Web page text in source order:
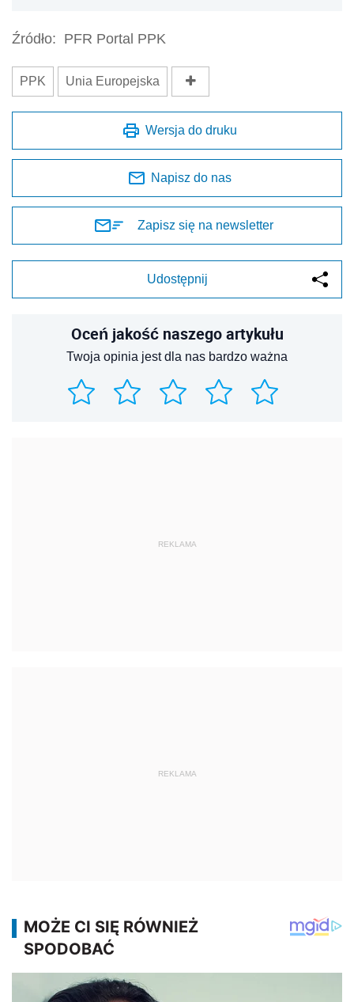
Źródło: PFR Portal PPK
PPK Unia Europejska
Wersja do druku
Napisz do nas
Zapisz się na newsletter
Udostępnij
Oceń jakość naszego artykułu
Twoja opinia jest dla nas bardzo ważna
REKLAMA
REKLAMA